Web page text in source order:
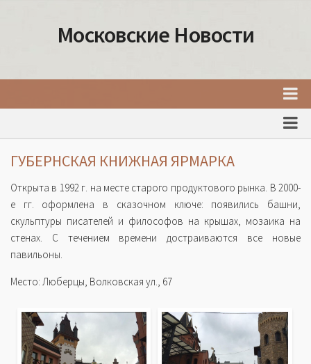
Московские Новости
Интересные места Москвы
Факты о Москве
Москва
Товары и услуги Москвы
ГУБЕРНСКАЯ КНИЖНАЯ ЯРМАРКА
Открыта в 1992 г. на месте старого продуктового рынка. В 2000-
е гг. оформлена в сказочном ключе: появились башни,
скульптуры писателей и философов на крышах, мозаика на
стенах. С течением времени достраиваются все новые
павильоны.
Место: Люберцы, Волковская ул., 67